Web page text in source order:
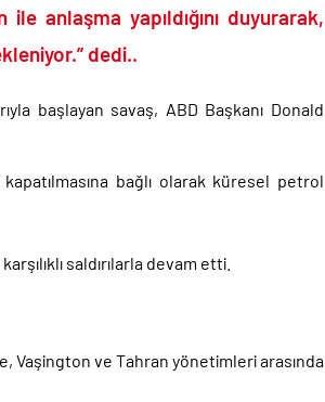
Kayıt Sistemi’ne onay..
Başkanı’ndan ilk açıklama..
sert sözler!.
ve baskı skandalları gündemden düşmüyor!.
gözaltına alındı!.
ile anlaşma yapıldığını duyurarak,
dedi..
başlayan savaş, ABD Başkanı Donald
kapatılmasına bağlı olarak küresel petrol
saldırılarla devam etti.
Vaşington ve Tahran yönetimleri arasında